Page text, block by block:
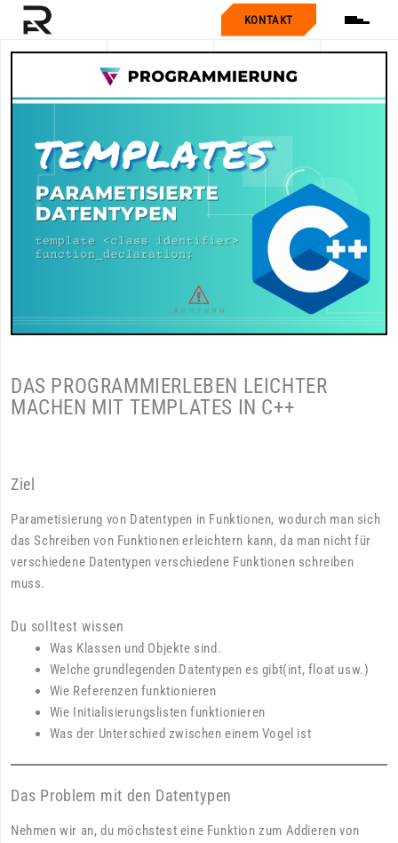
KONTAKT
DAS PROGRAMMIERLEBEN LEICHTER
MACHEN MIT TEMPLATES IN C++
Ziel
Parametisierung von Datentypen in Funktionen, wodurch man sich
das Schreiben von Funktionen erleichtern kann, da man nicht für
verschiedene Datentypen verschiedene Funktionen schreiben
muss.
Du solltest wissen
Was Klassen und Objekte sind.
Welche grundlegenden Datentypen es gibt(int, float usw.)
Wie Referenzen funktionieren
Wie Initialisierungslisten funktionieren
Was der Unterschied zwischen einem Vogel ist
Das Problem mit den Datentypen
Nehmen wir an, du möchstest eine Funktion zum Addieren von